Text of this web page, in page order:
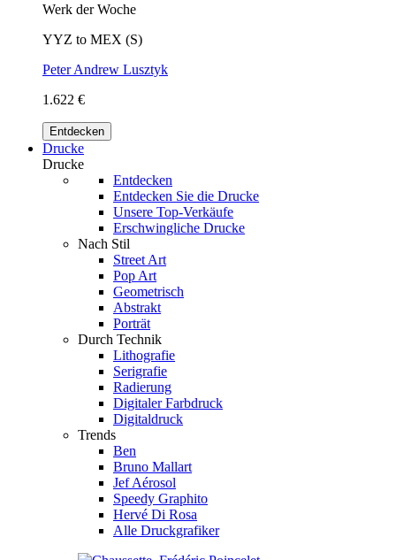
Werk der Woche
YYZ to MEX (S)
Peter Andrew Lusztyk
1.622 €
Entdecken
Drucke
Drucke
Entdecken
Entdecken Sie die Drucke
Unsere Top-Verkäufe
Erschwingliche Drucke
Nach Stil
Street Art
Pop Art
Geometrisch
Abstrakt
Porträt
Durch Technik
Lithografie
Serigrafie
Radierung
Digitaler Farbdruck
Digitaldruck
Trends
Ben
Bruno Mallart
Jef Aérosol
Speedy Graphito
Hervé Di Rosa
Alle Druckgrafiker